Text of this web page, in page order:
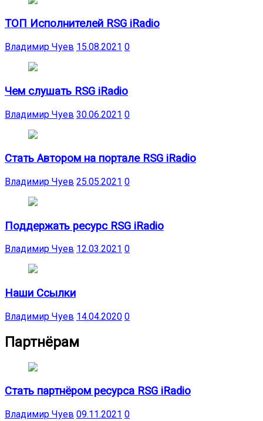
ТОП Исполнителей RSG iRadio
Владимир Чуев 15.08.2021 0
Чем слушать RSG iRadio
Владимир Чуев 30.06.2021 0
Стать Автором на портале RSG iRadio
Владимир Чуев 25.05.2021 0
Поддержать ресурс RSG iRadio
Владимир Чуев 12.03.2021 0
Наши Ссылки
Владимир Чуев 14.04.2020 0
Партнёрам
Стать партнёром ресурса RSG iRadio
Владимир Чуев 09.11.2021 0